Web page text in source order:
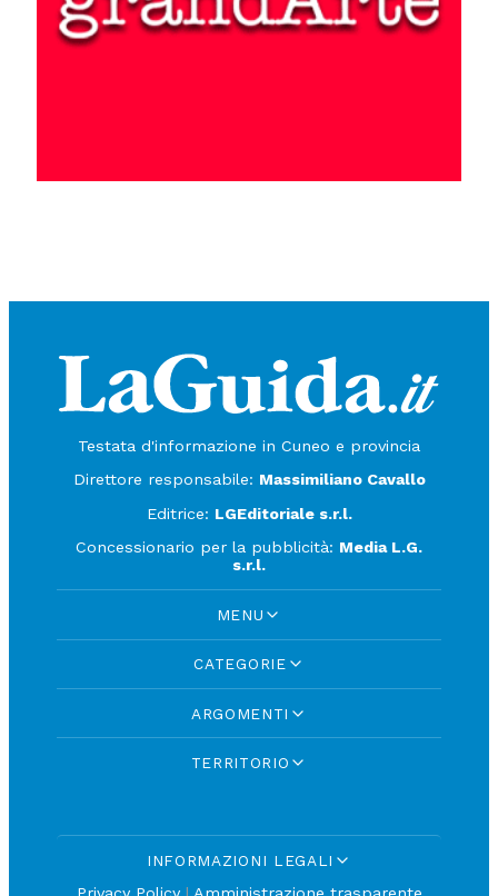
Testata d'informazione in Cuneo e provincia
Direttore responsabile: Massimiliano Cavallo
Editrice: LGEditoriale s.r.l.
Concessionario per la pubblicità: Media L.G.
s.r.l.
MENU
CATEGORIE
ARGOMENTI
TERRITORIO
INFORMAZIONI LEGALI